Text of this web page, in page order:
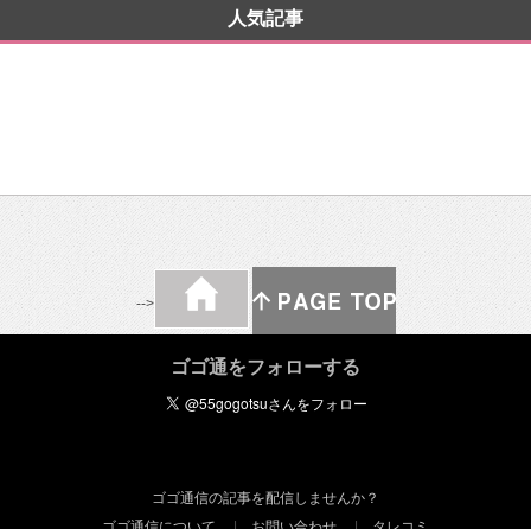
人気記事
-->
ゴゴ通をフォローする
ゴゴ通信の記事を配信しませんか？